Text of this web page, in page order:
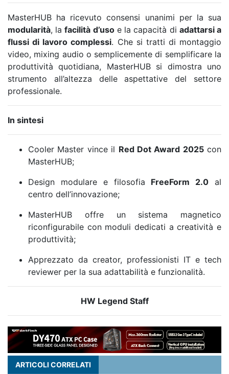
MasterHUB ha ricevuto consensi unanimi per la sua
modularità, lafacilità d’usoe la capacità di adattarsi a
flussi di lavoro complessi. Che si tratti di montaggio
video, mixing audio o semplicemente di semplificare la
produttività quotidiana, MasterHUB si dimostra uno
strumento all’altezza delle aspettative del settore
professionale.
In sintesi
Cooler Master vince il Red Dot Award 2025con
MasterHUB;
Design modulare e filosofia FreeForm 2.0 al
centro dell’innovazione;
MasterHUB offre un sistema magnetico
riconfigurabile con moduli dedicati a creatività e
produttività;
Apprezzato da creator, professionisti IT e tech
reviewer per la sua adattabilità e funzionalità.
HW Legend Staff
ARTICOLI CORRELATI